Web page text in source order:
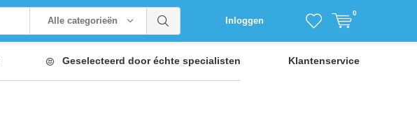
Alle categorieën Inloggen
0
Geselecteerd dooréchte specialisten Klantenservice